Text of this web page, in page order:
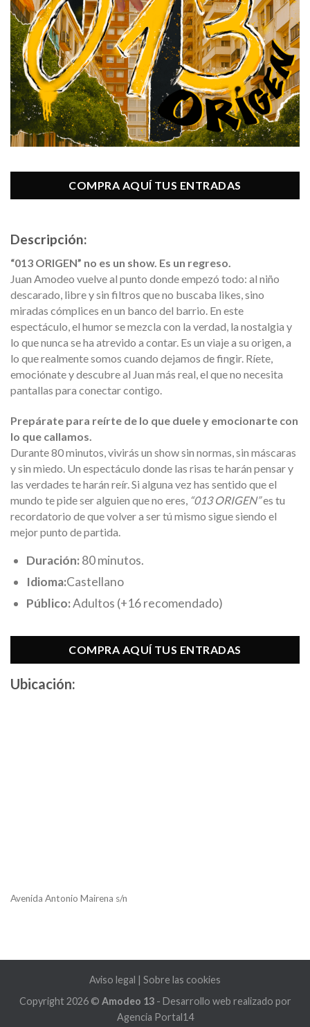
COMPRA AQUÍ TUS ENTRADAS
Descripción:
“013 ORIGEN” no es un show. Es un regreso.
Juan Amodeo vuelve al punto donde empezó todo: al niño
descarado, libre y sin filtros que no buscaba likes, sino
miradas cómplices en un banco del barrio. En este
espectáculo, el humor se mezcla con la verdad, la nostalgia y
lo que nunca se ha atrevido a contar. Es un viaje a su origen, a
lo que realmente somos cuando dejamos de fingir. Ríete,
emociónate y descubre al Juan más real, el que no necesita
pantallas para conectar contigo.
Prepárate para reírte de lo que duele y emocionarte con
lo que callamos.
Durante 80 minutos, vivirás un show sin normas, sin máscaras
y sin miedo. Un espectáculo donde las risas te harán pensar y
las verdades te harán reír. Si alguna vez has sentido que el
mundo te pide ser alguien que no eres, “013 ORIGEN”es tu
recordatorio de que volver a ser tú mismo sigue siendo el
mejor punto de partida.
Duración:80 minutos.
Idioma:Castellano
Público:Adultos (+16 recomendado)
COMPRA AQUÍ TUS ENTRADAS
Ubicación:
Avenida Antonio Mairena s/n
Aviso legal | Sobre las cookies
Copyright 2026 © Amodeo 13- Desarrollo web realizado por
Agencia Portal14